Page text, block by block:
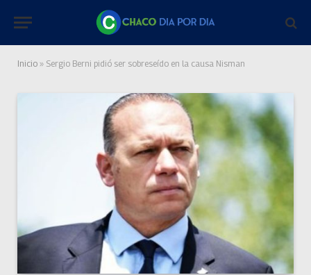
Inicio » Sergio Berni pidió ser sobreseído en la causa Nisman